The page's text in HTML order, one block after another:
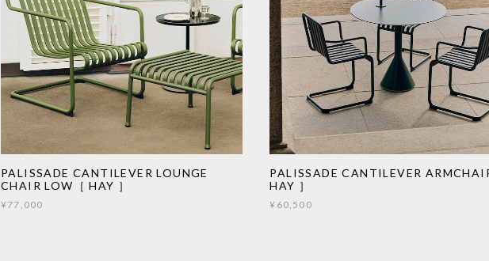
PALISSADE CANTILEVER LOUNGE
CHAIR LOW［ HAY ］
¥77,000
PALISSADE CANTILEVER
HAY ］
¥60,500